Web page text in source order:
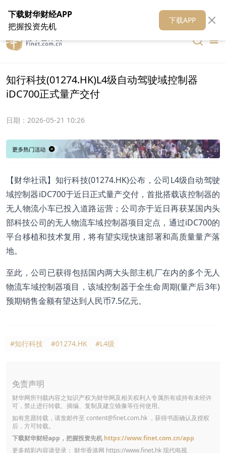
在线客服 关于我们 财华媒体矩阵 财华智库
知行科技(01274.HK)L4级自动驾驶域控制器
iDC700正式量产交付
日期： 2026-05-21 10:26
【财华社讯】知行科技(01274.HK)公布，公司L4级自动驾驶
域控制器iDC700于近日正式量产交付，首批搭载该控制器的
无人物流小车已投入道路运营；公司亦于近日再获某国内头
部科技公司的无人物流车域控制器项目定点，通过iDC700的
平台移植和技术复用，将有望实现快速部署和高质量量产落
地。
至此，公司已获得包括国内两大头部主机厂在内的多个无人
物流车域控制器项目，该域控制器于全生命周期(量产后3年)
预期销售金额有望达到人民币7.5亿元。
#知行科技 #01274.HK #L4级
免责声明
财华网所刊载内容之知识产权为财华网及相关权利人专属所有或持有未经许
可，禁止进行转载、摘编、复制及建立镜像等任何使用。
如有意愿转载，请发邮件至 content@finet.com.hk ，获得书面确认及授权
后，方可转载。
下载财华财经app，把握投资先机 https://www.finet.com.cn/app
更多精彩内容请登录： 财华香港网 https://www.finet.hk现代电视
下载财华财经APP
把握投资先机
下载APP